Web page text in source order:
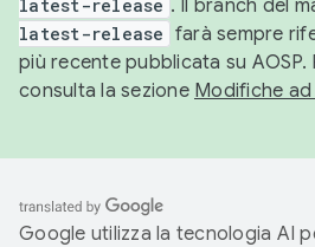
latest-release . Il branch del
latest-release farà sempre
più recente pubblicata su AOSP.
consulta la sezione Modifiche ad
Google utilizza la tecnologia AI